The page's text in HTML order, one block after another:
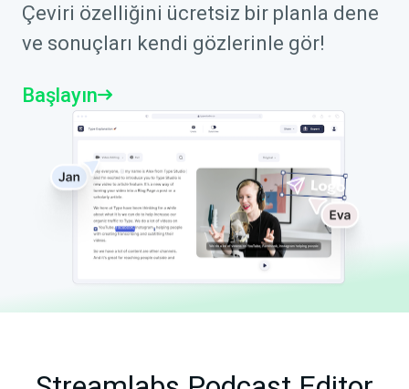
Çeviri özelliğini ücretsiz bir planla dene
ve sonuçları kendi gözlerinle gör!
Başlayın